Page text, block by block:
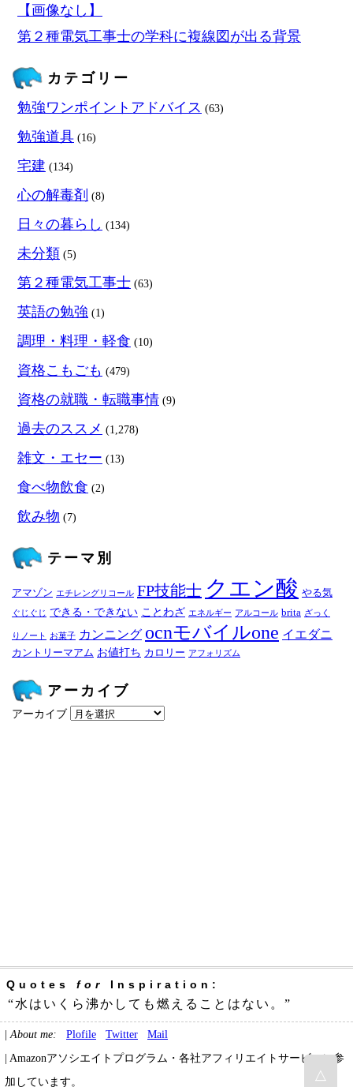
【画像なし】
第２種電気工事士の学科に複線図が出る背景
カテゴリー
勉強ワンポイントアドバイス (63)
勉強道具 (16)
宅建 (134)
心の解毒剤 (8)
日々の暮らし (134)
未分類 (5)
第２種電気工事士 (63)
英語の勉強 (1)
調理・料理・軽食 (10)
資格こもごも (479)
資格の就職・転職事情 (9)
過去のススメ (1,278)
雑文・エセー (13)
食べ物飲食 (2)
飲み物 (7)
テーマ別
アマゾン エチレングリコール FP技能士 クエン酸 やる気
ぐじぐじ できる・できない ことわざ エネルギー アルコール brita ざっく
りノート お菓子 カンニング ocnモバイルone イエダニ
カントリーマアム お値打ち カロリー アフォリズム
アーカイブ
アーカイブ
Quotes for Inspiration:
“水はいくら沸かしても燃えることはない。”
| About me: Plofile Twitter
Mail
| Amazonアソシエイトプログラム・各社アフィリエイトサービスに参
加しています。
△